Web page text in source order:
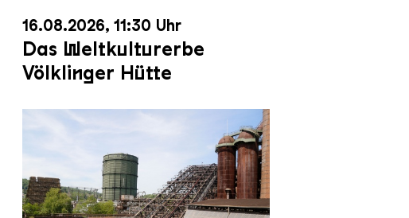
16.08.2026, 11:30 Uhr
Das Weltkulturerbe
Völklinger Hütte